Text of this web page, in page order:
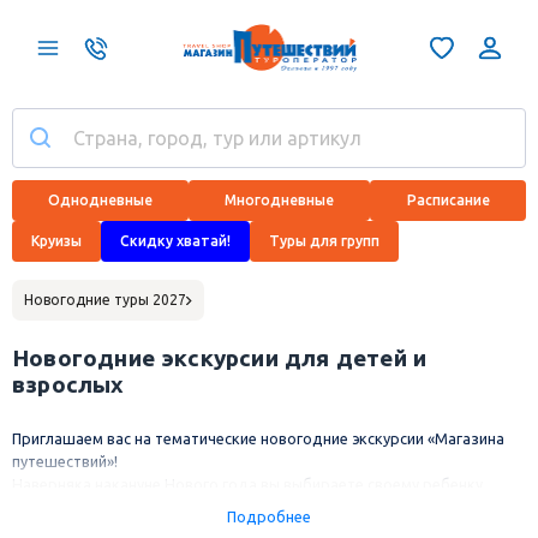
Однодневные Многодневные Расписание
Круизы Скидку хватай! Туры для групп
Новогодние туры 2027
Новогодние экскурсии для детей и
взрослых
Приглашаем вас на тематические новогодние экскурсии «Магазина
путешествий»!
Наверняка накануне Нового года вы выбираете своему ребенку
лучшую елку и рассматриваете Кремлевскую елку, елку в Храме
Христа Спасителя ледовое шоу и другие популярные новогодние
Подробнее